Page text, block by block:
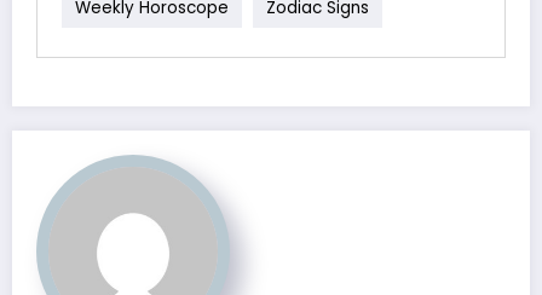
Weekly Horoscope Zodiac Signs